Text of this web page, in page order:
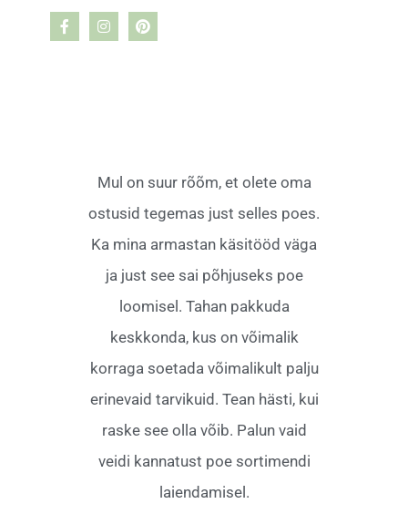
Mul on suur rõõm, et olete oma
ostusid tegemas just selles poes.
Ka mina armastan käsitööd väga
ja just see sai põhjuseks poe
loomisel. Tahan pakkuda
keskkonda, kus on võimalik
korraga soetada võimalikult palju
erinevaid tarvikuid. Tean hästi, kui
raske see olla võib. Palun vaid
veidi kannatust poe sortimendi
laiendamisel.